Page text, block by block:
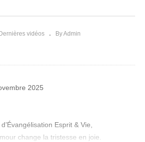
Dernières vidéos By Admin
2025
Esprit & Vie,
change la tristesse en joie.